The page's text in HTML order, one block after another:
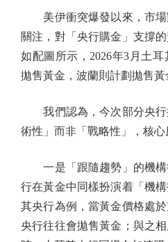
美伊衝突爆發以來，市場
關注，對「央行購金」支撐
如配圖所示，2026年3月土
拋售黃金，波蘭則計劃拋售黃
我們認為，今次部分央行
術性」而非「戰略性」，核心
一是「跟隨趨勢」的機構
行在黃金中同樣扮演着「機
其央行為例，當黃金價格處
央行往往會拋售黃金；與之